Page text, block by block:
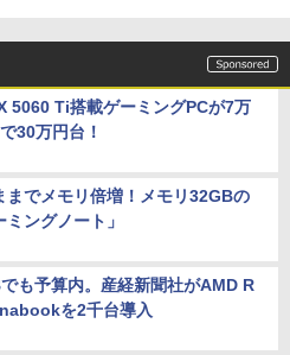
5060 Ti搭載ゲーミングPCが7万
30万円台！
までメモリ倍増！メモリ32GBの
ミングノート」
も予算内。産経新聞社がAMD R
を2千台導入